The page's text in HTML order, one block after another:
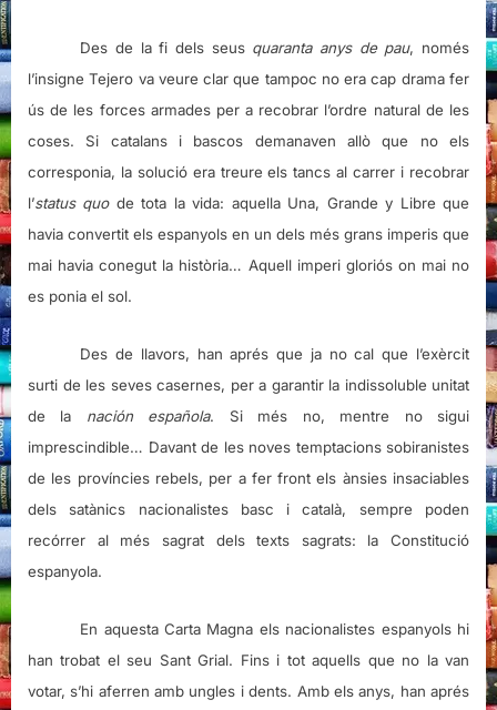
Des de la fi dels seus quaranta anys de pau, només
l’insigne Tejero va veure clar que tampoc no era cap drama fer
ús de les forces armades per a recobrar l’ordre natural de les
coses. Si catalans i bascos demanaven allò que no els
corresponia, la solució era treure els tancs al carrer i recobrar
l’status quode tota la vida: aquella Una, Grande y Libre que
havia convertit els espanyols en un dels més grans imperis que
mai havia conegut la història… Aquell imperi gloriós on mai no
es ponia el sol.
Des de llavors, han aprés que ja no cal que l’exèrcit
surti de les seves casernes, per a garantir la indissoluble unitat
de la nación española. Si més no, mentre no sigui
imprescindible… Davant de les noves temptacions sobiranistes
de les províncies rebels, per a fer front els ànsies insaciables
dels satànics nacionalistes basc i català, sempre poden
recórrer al més sagrat dels texts sagrats: la Constitució
espanyola.
En aquesta Carta Magna els nacionalistes espanyols hi
han trobat el seu Sant Grial. Fins i tot aquells que no la van
votar, s’hi aferren amb ungles i dents. Amb els anys, han aprés